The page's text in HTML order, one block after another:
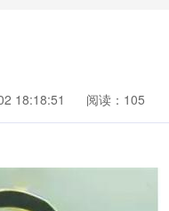
18:18:51 阅读：105